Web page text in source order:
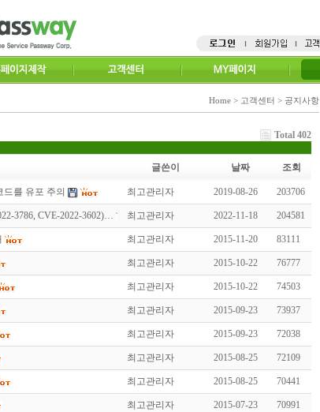
Home > 고객센터 > 공지사항
Total 402
글쓴이 날짜 조회
를 유포 주의 최고관리자 2019-08-26 203706
3786, CVE-2022-3602)… 최고관리자 2022-11-18 204581
최고관리자 2015-11-20 83111
최고관리자 2015-10-22 76777
최고관리자 2015-10-22 74503
최고관리자 2015-09-23 73937
최고관리자 2015-09-23 72038
최고관리자 2015-08-25 72109
최고관리자 2015-08-25 70441
최고관리자 2015-07-23 70991